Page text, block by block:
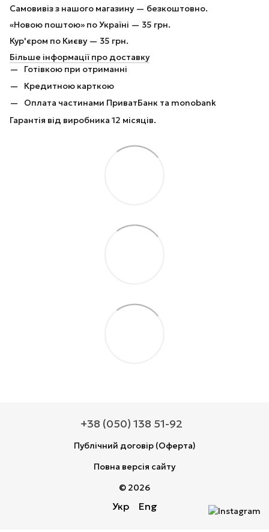
Самовивіз з нашого магазину — безкоштовно.
«Новою поштою» по Україні — 35 грн.
Кур'єром по Києву — 35 грн.
Більше інформації про доставку
Готівкою при отриманні
Кредитною карткою
Оплата частинами ПриватБанк та monobank
Гарантія від виробника 12 місяців.
+38 (050) 138 51-92
Публічний договір (Оферта)
Повна версія сайту
© 2026
Укр Eng